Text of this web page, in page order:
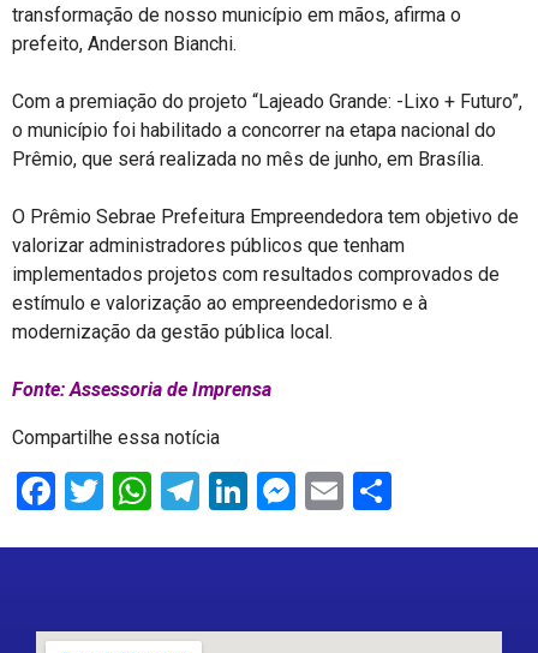
transformação de nosso município em mãos, afirma o
prefeito, Anderson Bianchi.
Com a premiação do projeto “Lajeado Grande: -Lixo + Futuro”,
o município foi habilitado a concorrer na etapa nacional do
Prêmio, que será realizada no mês de junho, em Brasília.
O Prêmio Sebrae Prefeitura Empreendedora tem objetivo de
valorizar administradores públicos que tenham
implementados projetos com resultados comprovados de
estímulo e valorização ao empreendedorismo e à
modernização da gestão pública local.
Fonte: Assessoria de Imprensa
Compartilhe essa notícia
Facebook
Twitter
WhatsApp
Telegram
LinkedIn
Messenger
Email